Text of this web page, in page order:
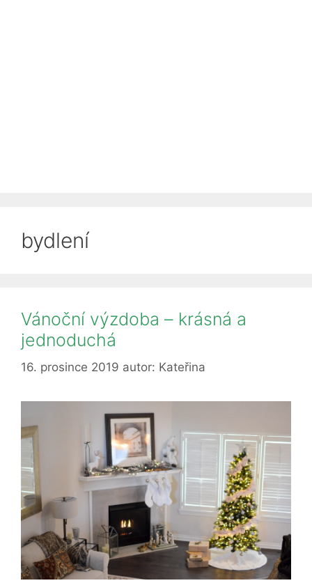
bydlení
Vánoční výzdoba – krásná a
jednoduchá
16. prosince 2019 autor: Kateřina